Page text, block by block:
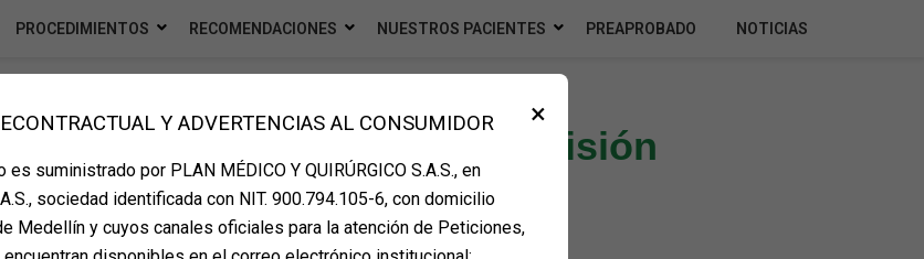
PROCEDIMIENTOS RECOMENDACIONES NUESTROS PACIENTES PREAPROBADO NOTICIAS
para asistir a la cita de revisión
×
Y ADVERTENCIAS AL CONSUMIDOR
suministrado por PLAN MÉDICO Y QUIRÚRGICO S.A.S., en
sociedad identificada con NIT. 900.794.105-6, con domicilio
Medellín y cuyos canales oficiales para la atención de Peticiones,